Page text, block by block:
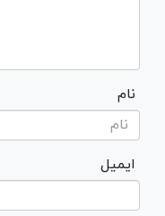
نام
ایمیل